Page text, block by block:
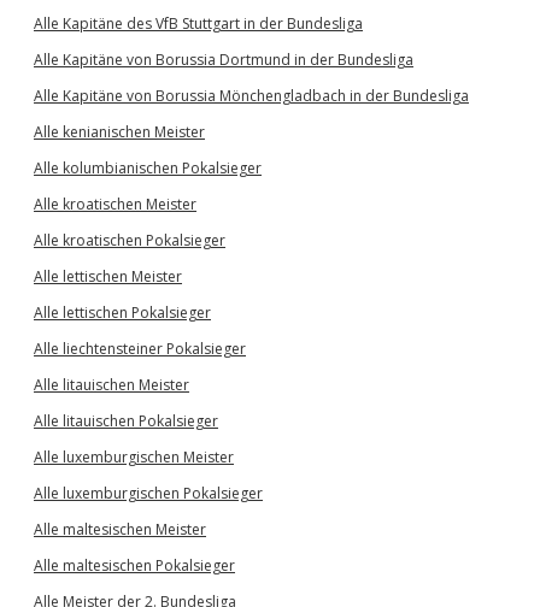
Alle Kapitäne des VfB Stuttgart in der Bundesliga
Alle Kapitäne von Borussia Dortmund in der Bundesliga
Alle Kapitäne von Borussia Mönchengladbach in der Bundesliga
Alle kenianischen Meister
Alle kolumbianischen Pokalsieger
Alle kroatischen Meister
Alle kroatischen Pokalsieger
Alle lettischen Meister
Alle lettischen Pokalsieger
Alle liechtensteiner Pokalsieger
Alle litauischen Meister
Alle litauischen Pokalsieger
Alle luxemburgischen Meister
Alle luxemburgischen Pokalsieger
Alle maltesischen Meister
Alle maltesischen Pokalsieger
Alle Meister der 2. Bundesliga